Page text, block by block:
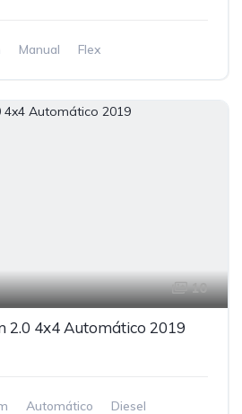
Manual Flex
10
2.0 4x4 Automático 2019
Automático Diesel